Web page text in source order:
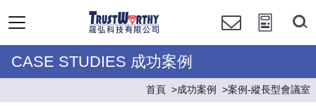
CASE STUDIES 成功案例
首頁 成功案例 案例-縱長型會議室